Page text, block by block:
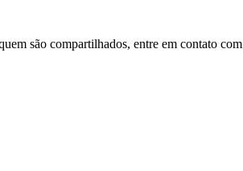
são compartilhados, entre em contato